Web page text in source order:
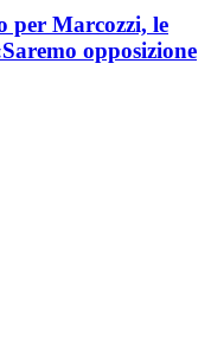
per Marcozzi, le
opposizione